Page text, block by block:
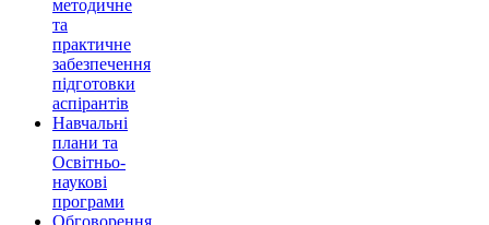
методичне
та
практичне
забезпечення
підготовки
аспірантів
Навчальні
плани та
Освітньо-
наукові
програми
Обговорення